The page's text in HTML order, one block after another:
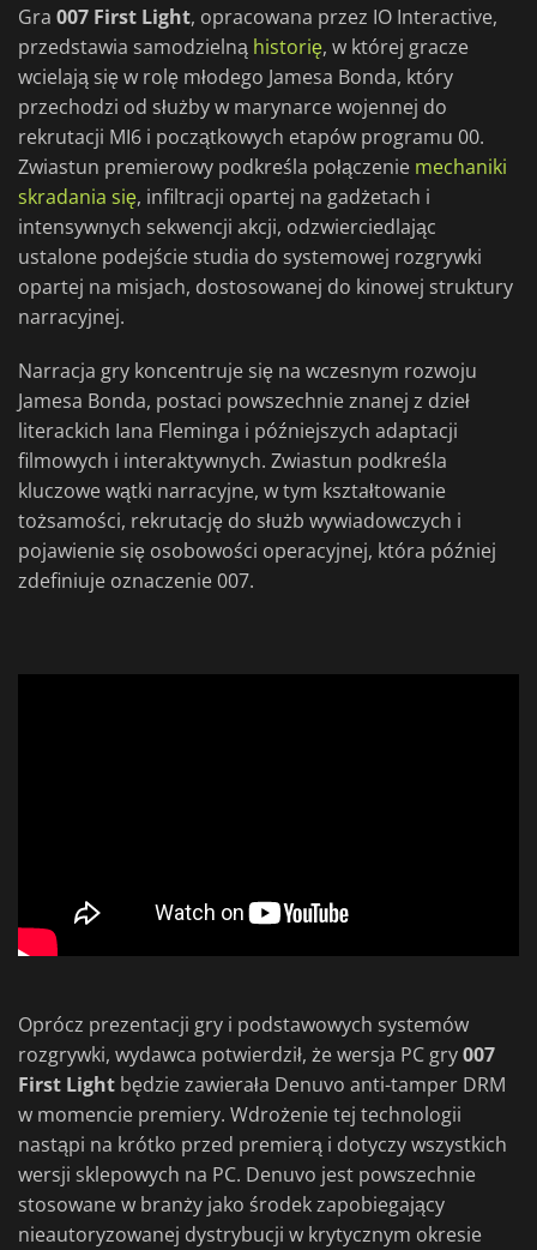
Gra 007 First Light, opracowana przez IO Interactive,
przedstawia samodzielną historię, w której gracze
wcielają się w rolę młodego Jamesa Bonda, który
przechodzi od służby w marynarce wojennej do
rekrutacji MI6 i początkowych etapów programu 00.
Zwiastun premierowy podkreśla połączenie mechaniki
skradania się, infiltracji opartej na gadżetach i
intensywnych sekwencji akcji, odzwierciedlając
ustalone podejście studia do systemowej rozgrywki
opartej na misjach, dostosowanej do kinowej struktury
narracyjnej.
Narracja gry koncentruje się na wczesnym rozwoju
Jamesa Bonda, postaci powszechnie znanej z dzieł
literackich Iana Fleminga i późniejszych adaptacji
filmowych i interaktywnych. Zwiastun podkreśla
kluczowe wątki narracyjne, w tym kształtowanie
tożsamości, rekrutację do służb wywiadowczych i
pojawienie się osobowości operacyjnej, która później
zdefiniuje oznaczenie 007.
Oprócz prezentacji gry i podstawowych systemów
rozgrywki, wydawca potwierdził, że wersja PC gry007
First Light będzie zawierała Denuvo anti-tamper DRM
w momencie premiery. Wdrożenie tej technologii
nastąpi na krótko przed premierą i dotyczy wszystkich
wersji sklepowych na PC. Denuvo jest powszechnie
stosowane w branży jako środek zapobiegający
nieautoryzowanej dystrybucji w krytycznym okresie